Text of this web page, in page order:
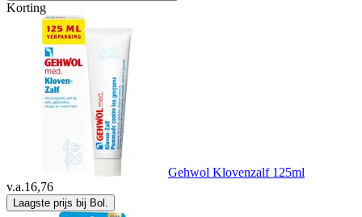
Korting
Gehwol Klovenzalf 125ml
v.a.16,76
Laagste prijs bij Bol.